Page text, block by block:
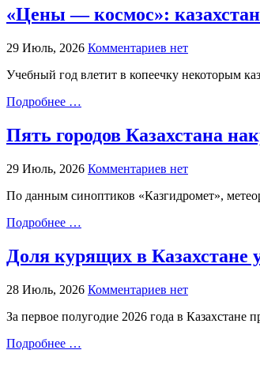
«Цены — космос»:
29 Июль, 2026 Комментариев нет
Учебный год влетит в копеечку некоторым
Подробнее …
Пять городов Казахстана
29 Июль, 2026 Комментариев нет
По данным синоптиков «Казгидромет»,
Подробнее …
Доля курящих в Казахстане
28 Июль, 2026 Комментариев нет
За первое полугодие 2026 года в
Подробнее …